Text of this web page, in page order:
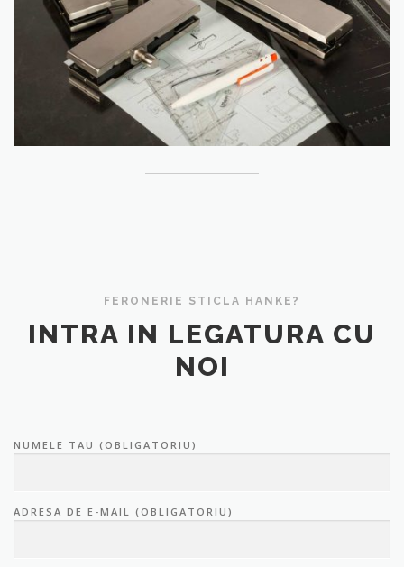
FERONERIE STICLA HANKE?
INTRA IN LEGATURA CU
NOI
NUMELE TAU (OBLIGATORIU)
ADRESA DE E-MAIL (OBLIGATORIU)